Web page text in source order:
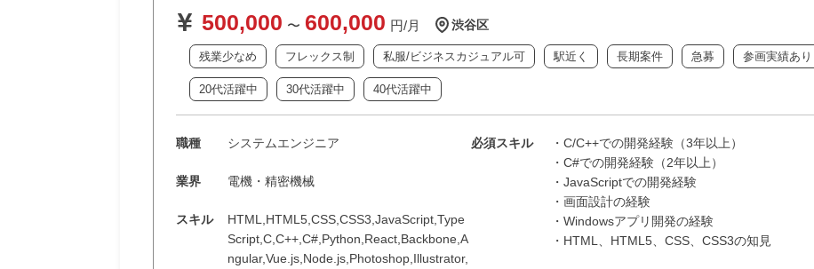
500,000 〜 600,000 円/月 渋谷区
残業少なめ フレックス制 私服/ビジネスカジュアル可 駅近く 長期案件 急募 参画実績あり
20代活躍中 30代活躍中 40代活躍中
職種 システムエンジニア
業界 電機・精密機械
スキル
HTML,HTML5,CSS,CSS3,JavaScript,Type
Script,C,C++,C#,Python,React,Backbone,A
ngular,Vue.js,Node.js,Photoshop,Illustrator,
必須スキル
・C/C++での開発経験（3年以上）
・C#での開発経験（2年以上）
・JavaScriptでの開発経験
・画面設計の経験
・Windowsアプリ開発の経験
・HTML、HTML5、CSS、CSS3の知見